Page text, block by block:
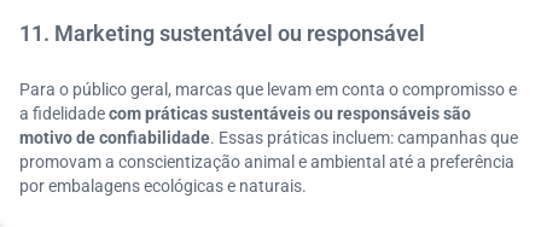
11. Marketing sustentável ou responsável
Para o público geral, marcas que levam em conta o compromisso e
a fidelidadecom práticas sustentáveis ou responsáveis são
motivo de confiabilidade. Essas práticas incluem: campanhas que
promovam a conscientização animal e ambiental até a preferência
por embalagens ecológicas e naturais.